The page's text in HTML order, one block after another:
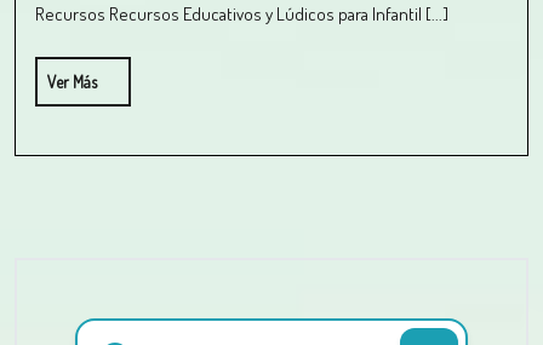
Recursos Recursos Educativos y Lúdicos para Infantil [...]
Ver Más